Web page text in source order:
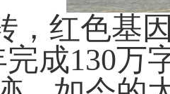
，红色基
完成130万